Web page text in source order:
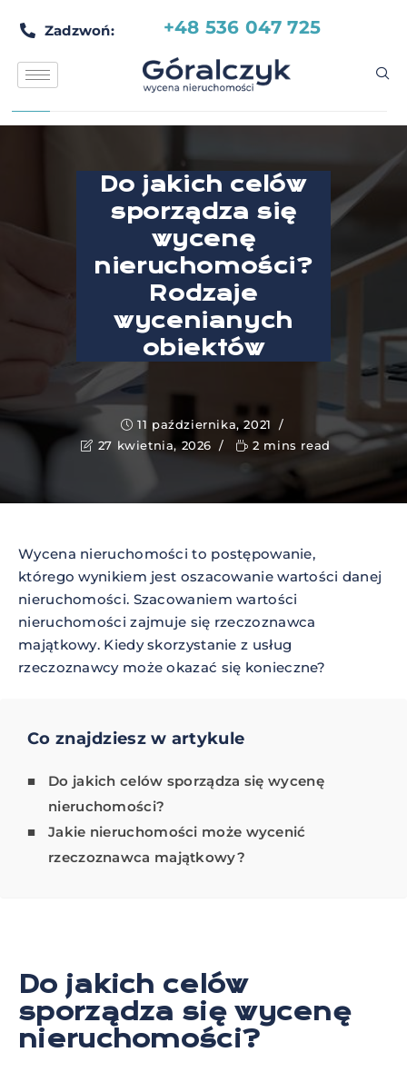
Zadzwoń: +48 536 047 725
Do jakich celów
sporządza się
wycenę
nieruchomości?
Rodzaje
wycenianych
obiektów
11 października, 2021
27 kwietnia, 2026
2 mins read
Wycena nieruchomości to postępowanie,
którego wynikiem jest oszacowanie wartości danej
nieruchomości. Szacowaniem wartości
nieruchomości zajmuje się rzeczoznawca
majątkowy. Kiedy skorzystanie z usług
rzeczoznawcy może okazać się konieczne?
Co znajdziesz w artykule
Do jakich celów sporządza się wycenę
nieruchomości?
Jakie nieruchomości może wycenić
rzeczoznawca majątkowy?
Do jakich celów
sporządza się wycenę
nieruchomości?